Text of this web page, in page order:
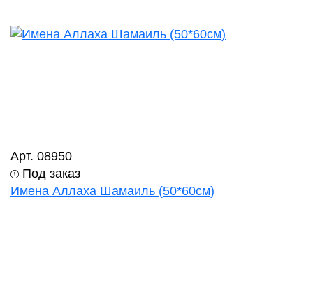
Арт. 08950
Под заказ
Имена Аллаха Шамаиль (50*60см)